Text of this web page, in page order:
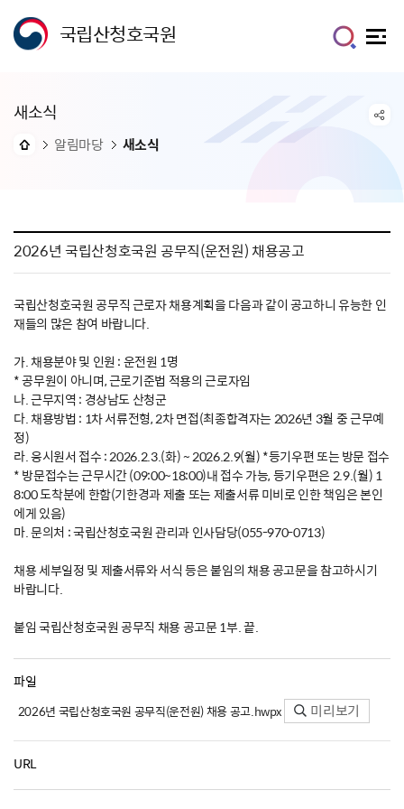
국립산청호국원
새소식
알림마당 새소식
2026년 국립산청호국원 공무직(운전원) 채용공고
국립산청호국원 공무직 근로자 채용계획을 다음과 같이 공고하니 유능한 인
재들의 많은 참여 바랍니다.
가. 채용분야 및 인원 : 운전원 1명
* 공무원이 아니며, 근로기준법 적용의 근로자임
나. 근무지역 : 경상남도 산청군
다. 채용방법 : 1차 서류전형, 2차 면접(최종합격자는 2026년 3월 중 근무예
정)
라. 응시원서 접수 : 2026.2.3.(화) ~ 2026.2.9(월) *등기우편 또는 방문 접수
* 방문접수는 근무시간 (09:00~18:00)내 접수 가능, 등기우편은 2.9.(월) 1
8:00 도착분에 한함(기한경과 제출 또는 제출서류 미비로 인한 책임은 본인
에게 있음)
마. 문의처 : 국립산청호국원 관리과 인사담당(055-970-0713)
채용 세부일정 및 제출서류와 서식 등은 붙임의 채용 공고문을 참고하시기
바랍니다.
붙임 국립산청호국원 공무직 채용 공고문 1부. 끝.
파일
2026년 국립산청호국원 공무직(운전원) 채용 공고.hwpx 미리보기
URL